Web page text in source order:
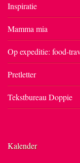
Inspiratie
Mamma mia
Op expeditie: food-
Pretletter
Tekstbureau Doppie
Kalender